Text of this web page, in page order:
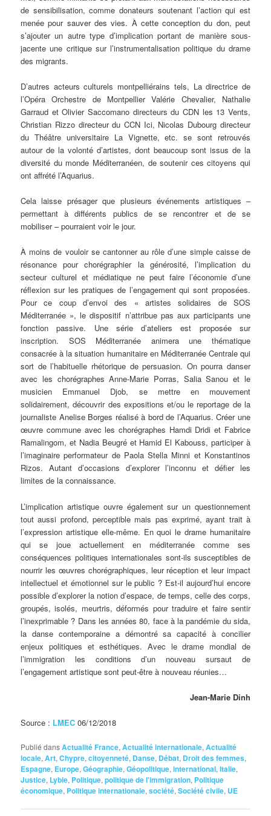
de sensibilisation, comme donateurs soutenant l’action qui est
menée pour sauver des vies. À cette conception du don, peut
s’ajouter un autre type d’implication portant de manière sous-
jacente une critique sur l’instrumentalisation politique du drame
des migrants.
D’autres acteurs culturels montpelliérains tels, La directrice de
l’Opéra Orchestre de Montpellier Valérie Chevalier, Nathalie
Garraud et Olivier Saccomano directeurs du CDN les 13 Vents,
Christian Rizzo directeur du CCN Ici, Nicolas Dubourg directeur
du Théâtre universitaire La Vignette, etc. se sont retrouvés
autour de la volonté d’artistes, dont beaucoup sont issus de la
diversité du monde Méditerranéen, de soutenir ces citoyens qui
ont affrété l’Aquarius.
Cela laisse présager que plusieurs événements artistiques –
permettant à différents publics de se rencontrer et de se
mobiliser – pourraient voir le jour.
À moins de vouloir se cantonner au rôle d’une simple caisse de
résonance pour chorégraphier la générosité, l’implication du
secteur culturel et médiatique ne peut faire l’économie d’une
réflexion sur les pratiques de l’engagement qui sont proposées.
Pour ce coup d’envoi des « artistes solidaires de SOS
Méditerranée », le dispositif n’attribue pas aux participants une
fonction passive. Une série d’ateliers est proposée sur
inscription. SOS Méditerranée animera une thématique
consacrée à la situation humanitaire en Méditerranée Centrale qui
sort de l’habituelle rhétorique de persuasion. On pourra danser
avec les chorégraphes Anne-Marie Porras, Salia Sanou et le
musicien Emmanuel Djob, se mettre en mouvement
solidairement, découvrir des expositions et/ou le reportage de la
journaliste Anelise Borges réalisé à bord de l’Aquarius. Créer une
œuvre commune avec les chorégraphes Hamdi Dridi et Fabrice
Ramalingom, et Nadia Beugré et Hamid El Kabouss, participer à
l’imaginaire performateur de Paola Stella Minni et Konstantinos
Rizos. Autant d’occasions d’explorer l’inconnu et défier les
limites de la connaissance.
L’implication artistique ouvre également sur un questionnement
tout aussi profond, perceptible mais pas exprimé, ayant trait à
l’expression artistique elle-même. En quoi le drame humanitaire
qui se joue actuellement en méditerranée comme ses
conséquences politiques internationales sont-ils susceptibles de
nourrir les œuvres chorégraphiques, leur réception et leur impact
intellectuel et émotionnel sur le public ? Est-il aujourd’hui encore
possible d’explorer la notion d’espace, de temps, celle des corps,
groupés, isolés, meurtris, déformés pour traduire et faire sentir
l’inexprimable ? Dans les années 80, face à la pandémie du sida,
la danse contemporaine a démontré sa capacité à concilier
enjeux politiques et esthétiques. Avec le drame mondial de
l’immigration les conditions d’un nouveau sursaut de
l’engagement artistique sont peut-être à nouveau réunies…
Jean-Marie Dinh
Source : LMEC 06/12/2018
Publié dansActualité France,Actualité internationale,Actualité
locale,Art,Chypre,citoyenneté, Danse, Débat, Droit des femmes,
Espagne, Europe,Géographie,Géopolitique,international,Italie,
Justice, Lybie, Politique,politique de l'immigration, Politique
économique, Politique internationale,société,Société civile, UE